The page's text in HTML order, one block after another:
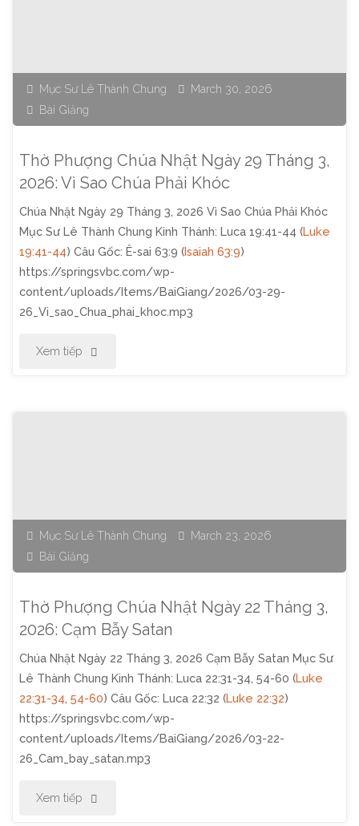
12
Tháng
2026:
Phía
Sau
Sự
Chết"
Mục Sư Lê Thành Chung
March 30, 2026
Bài Giảng
Thờ Phượng Chúa Nhật Ngày 29 Tháng 3,
2026: Vì Sao Chúa Phải Khóc
Chúa Nhật Ngày 29 Tháng 3, 2026 Vì Sao Chúa Phải Khóc
Mục Sư Lê Thành Chung Kinh Thánh: Luca 19:41-44 (Luke
19:41-44) Câu Gốc: Ê-sai 63:9 (Isaiah 63:9)
https://springsvbc.com/wp-
content/uploads/Items/BaiGiang/2026/03-29-
26_Vi_sao_Chua_phai_khoc.mp3
Xem tiếp "Thờ
29
Tháng
2026:
Vì
Sao
Chúa
Phải
Khóc"
Mục Sư Lê Thành Chung
March 23, 2026
Bài Giảng
Thờ Phượng Chúa Nhật Ngày 22 Tháng 3,
2026: Cạm Bẫy Satan
Chúa Nhật Ngày 22 Tháng 3, 2026 Cạm Bẫy Satan Mục Sư
Lê Thành Chung Kinh Thánh: Luca 22:31-34, 54-60 (Luke
22:31-34 ,54-60) Câu Gốc: Luca 22:32 (Luke 22:32)
https://springsvbc.com/wp-
content/uploads/Items/BaiGiang/2026/03-22-
26_Cam_bay_satan.mp3
Xem tiếp "Thờ